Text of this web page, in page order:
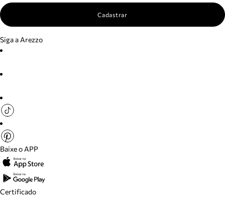
Cadastrar
Siga a Arezzo
Baixe o APP
Certificado